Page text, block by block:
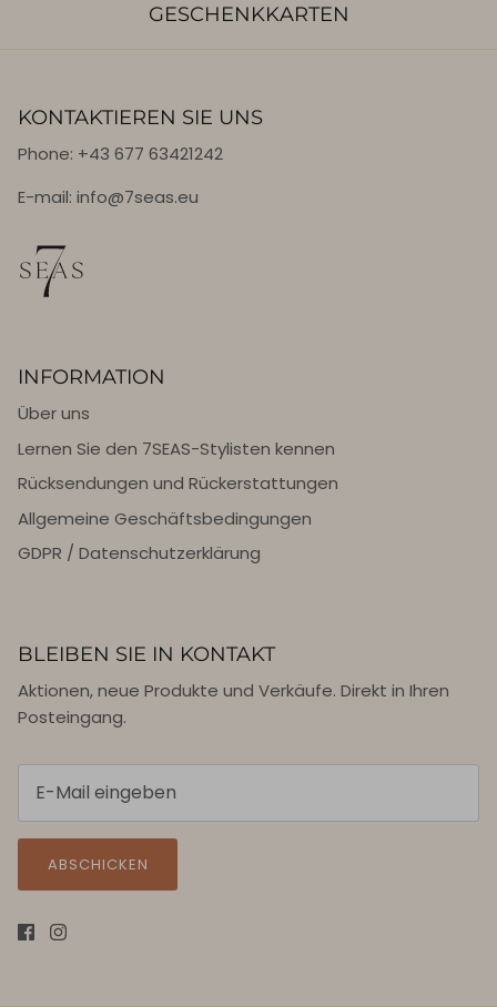
GESCHENKKARTEN
KONTAKTIEREN SIE UNS
Phone: +43 677 63421242
E-mail: info@7seas.eu
INFORMATION
Über uns
Lernen Sie den 7SEAS-Stylisten kennen
Rücksendungen und Rückerstattungen
Allgemeine Geschäftsbedingungen
GDPR / Datenschutzerklärung
BLEIBEN SIE IN KONTAKT
Aktionen, neue Produkte und Verkäufe. Direkt in Ihren
Posteingang.
ABSCHICKEN